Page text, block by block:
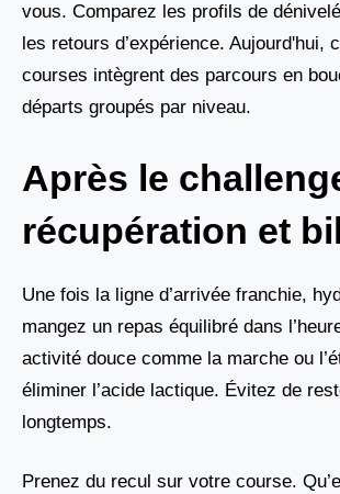
vous. Comparez les profils de
les retours d’expérience. Aujourd'hui,
courses intègrent des parcours en
départs groupés par niveau.
Après le
récupération et
Une fois la ligne d’arrivée franchie,
mangez un repas équilibré dans
activité douce comme la marche ou
éliminer l’acide lactique. Évitez de
longtemps.
Prenez du recul sur votre course.